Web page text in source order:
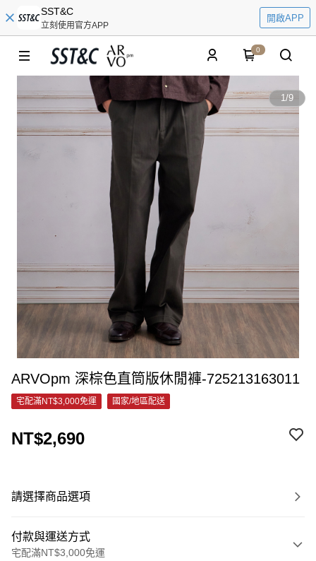
SST&C
立刻使用官方APP
開啟APP
0
1/9
ARVOpm 深棕色直筒版休閒褲-725213163011
宅配滿NT$3,000免運 國家/地區配送
NT$2,690
請選擇商品選項
付款與運送方式
宅配滿NT$3,000免運